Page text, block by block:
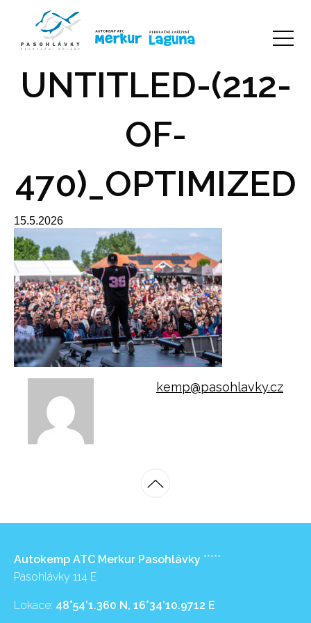
UNTITLED-(212-
OF-
470)_OPTIMIZED
15.5.2026
kemp@pasohlavky.cz
Autokemp ATC Merkur Pasohlávky *****
Pasohlávky 114 E
Lokace: 48°54’1.360 N, 16°34’10.9712 E